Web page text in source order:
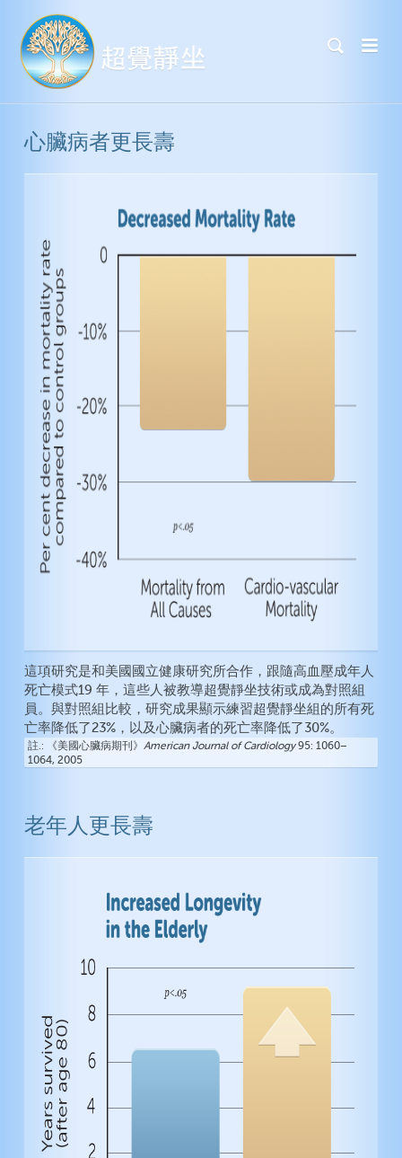
心臟病者更長壽
這項研究是和美國國立健康研究所合作，跟隨高血壓成年人
死亡模式19 年，這些人被教導超覺靜坐技術或成為對照組
員。與對照組比較，研究成果顯示練習超覺靜坐組的所有死
亡率降低了23%，以及心臟病者的死亡率降低了30%。
註. 《美國心臟病期刊》 American Journal of Cardiology95: 1060–
1064, 2005
老年人更長壽